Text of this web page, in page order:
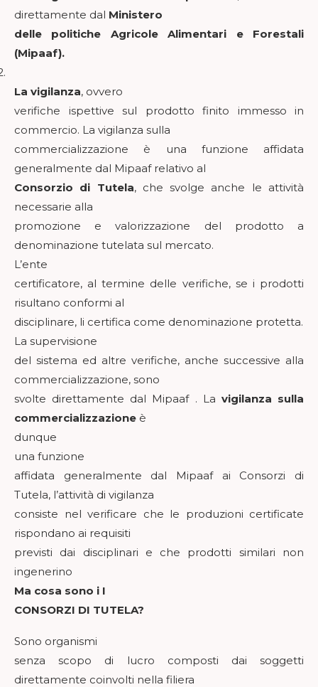
direttamente dal Ministero
delle politiche Agricole Alimentari e Forestali
(Mipaaf).
La vigilanza, ovvero
verifiche ispettive sul prodotto finito immesso in
commercio. La vigilanza sulla
commercializzazione è una funzione affidata
generalmente dal Mipaaf relativo al
Consorzio di Tutela, che svolge anche le attività
necessarie alla
promozione e valorizzazione del prodotto a
denominazione tutelata sul mercato.
L’ente
certificatore, al termine delle verifiche, se i prodotti
risultano conformi al
disciplinare, li certifica come denominazione protetta.
La supervisione
del sistema ed altre verifiche, anche successive alla
commercializzazione, sono
svolte direttamente dal Mipaaf . La vigilanza sulla
commercializzazione è
dunque
una funzione
affidata generalmente dal Mipaaf ai Consorzi di
Tutela, l’attività di vigilanza
consiste nel verificare che le produzioni certificate
rispondano ai requisiti
previsti dai disciplinari e che prodotti similari non
ingenerino
Ma cosa sono i I
CONSORZI DI TUTELA?
Sono organismi
senza scopo di lucro composti dai soggetti
direttamente coinvolti nella filiera